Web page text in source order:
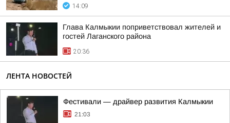
14:09
Глава Калмыкии поприветствовал жителей и
гостей Лаганского района
20:36
ЛЕНТА НОВОСТЕЙ
Фестивали — драйвер развития Калмыкии
21:03